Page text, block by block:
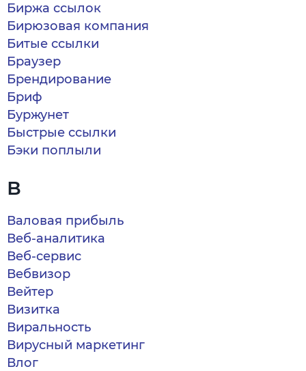
Биржа ссылок
Бирюзовая компания
Битые ссылки
Браузер
Брендирование
Бриф
Буржунет
Быстрые ссылки
Бэки поплыли
В
Валовая прибыль
Веб-аналитика
Веб-сервис
Вебвизор
Вейтер
Визитка
Виральность
Вирусный маркетинг
Влог